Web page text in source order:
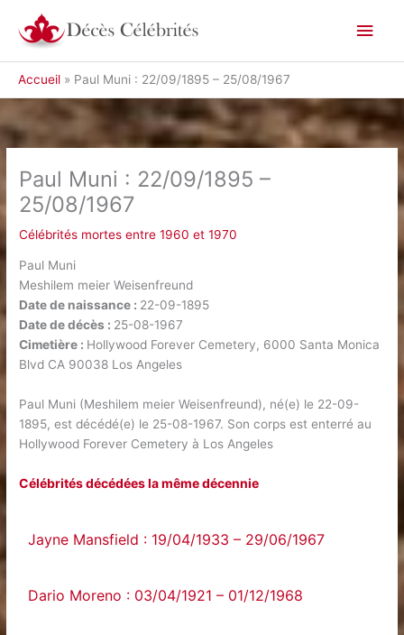
contenu
Accueil Paul Muni : 22/09/1895 – 25/08/1967
Paul Muni : 22/09/1895 –
25/08/1967
Célébrités mortes entre 1960 et 1970
Paul Muni
Meshilem meier Weisenfreund
Date de naissance : 22-09-1895
Date de décès : 25-08-1967
Cimetière : Hollywood Forever Cemetery, 6000 Santa Monica
Blvd CA 90038 Los Angeles
Paul Muni (Meshilem meier Weisenfreund), né(e) le 22-09-
1895, est décédé(e) le 25-08-1967. Son corps est enterré au
Hollywood Forever Cemetery à Los Angeles
Célébrités décédées la même décennie
Jayne Mansfield : 19/04/1933 – 29/06/1967
Dario Moreno : 03/04/1921 – 01/12/1968